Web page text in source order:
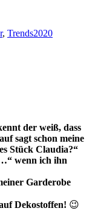
, Trends2020
der weiß, dass
sagt schon meine
Stück Claudia?“
wenn ich ihn
Garderobe
Dekostoffen! 😉